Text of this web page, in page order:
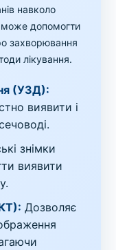
навколо
може допомогти
захворювання
лікування.
(УЗД):
виявити і
знімки
виявити
Дозволяє